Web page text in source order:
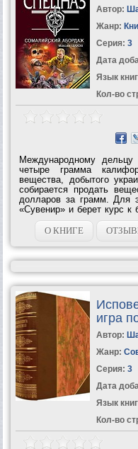
Автор:
Жанр:
Серия: 3
Дата
Язык
Кол-во
Международному
четыре грамма
вещества, добытого
собирается продать
долларов за грамм. Для
«Сувенир» и берет курс к
встреча с
мультимиллионером, но о
О КНИГЕ
игра
Автор:
Жанр:
Серия: 3
Дата
Язык
Кол-во